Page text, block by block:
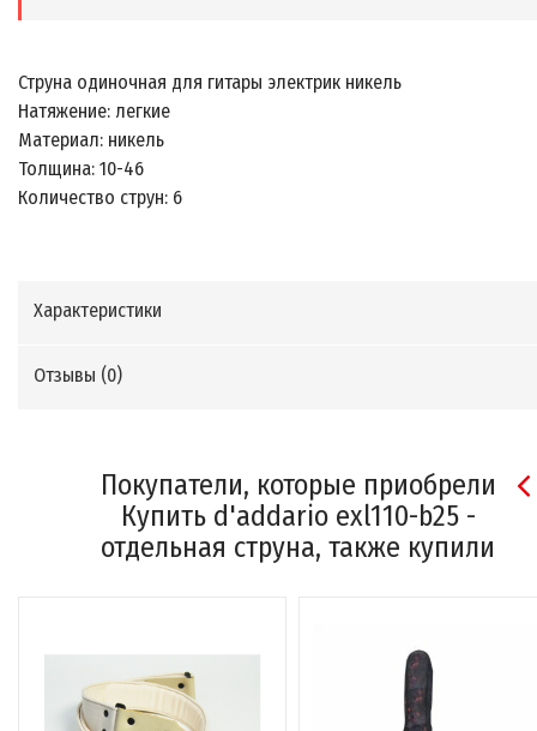
Струна одиночная для гитары электрик никель
Натяжение: легкие
Материал: никель
Толщина: 10-46
Количество струн: 6
Характеристики
Отзывы (0)
Покупатели, которые приобрели
Купить d'addario exl110-b25 -
отдельная струна, также купили